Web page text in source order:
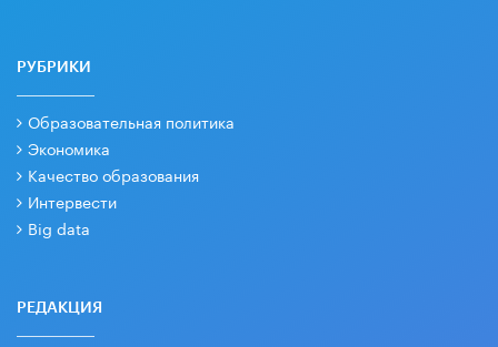
РУБРИКИ
Образовательная политика
Экономика
Качество образования
Интервести
Big data
РЕДАКЦИЯ